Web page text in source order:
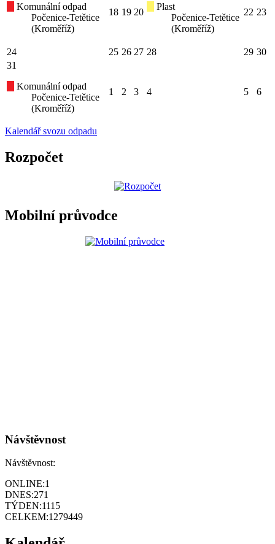
Komunální odpad
Počenice-Tetětice
(Kroměříž)
18 19 20
Plast
Počenice-Tetětice
(Kroměříž)
22 23
24 25 26 27 28 29 30
31
Komunální odpad
Počenice-Tetětice
(Kroměříž)
1 2 3 4 5 6
Kalendář svozu odpadu
Rozpočet
Mobilní průvodce
Návštěvnost
Návštěvnost:
ONLINE:1
DNES:271
TÝDEN:1115
CELKEM:1279449